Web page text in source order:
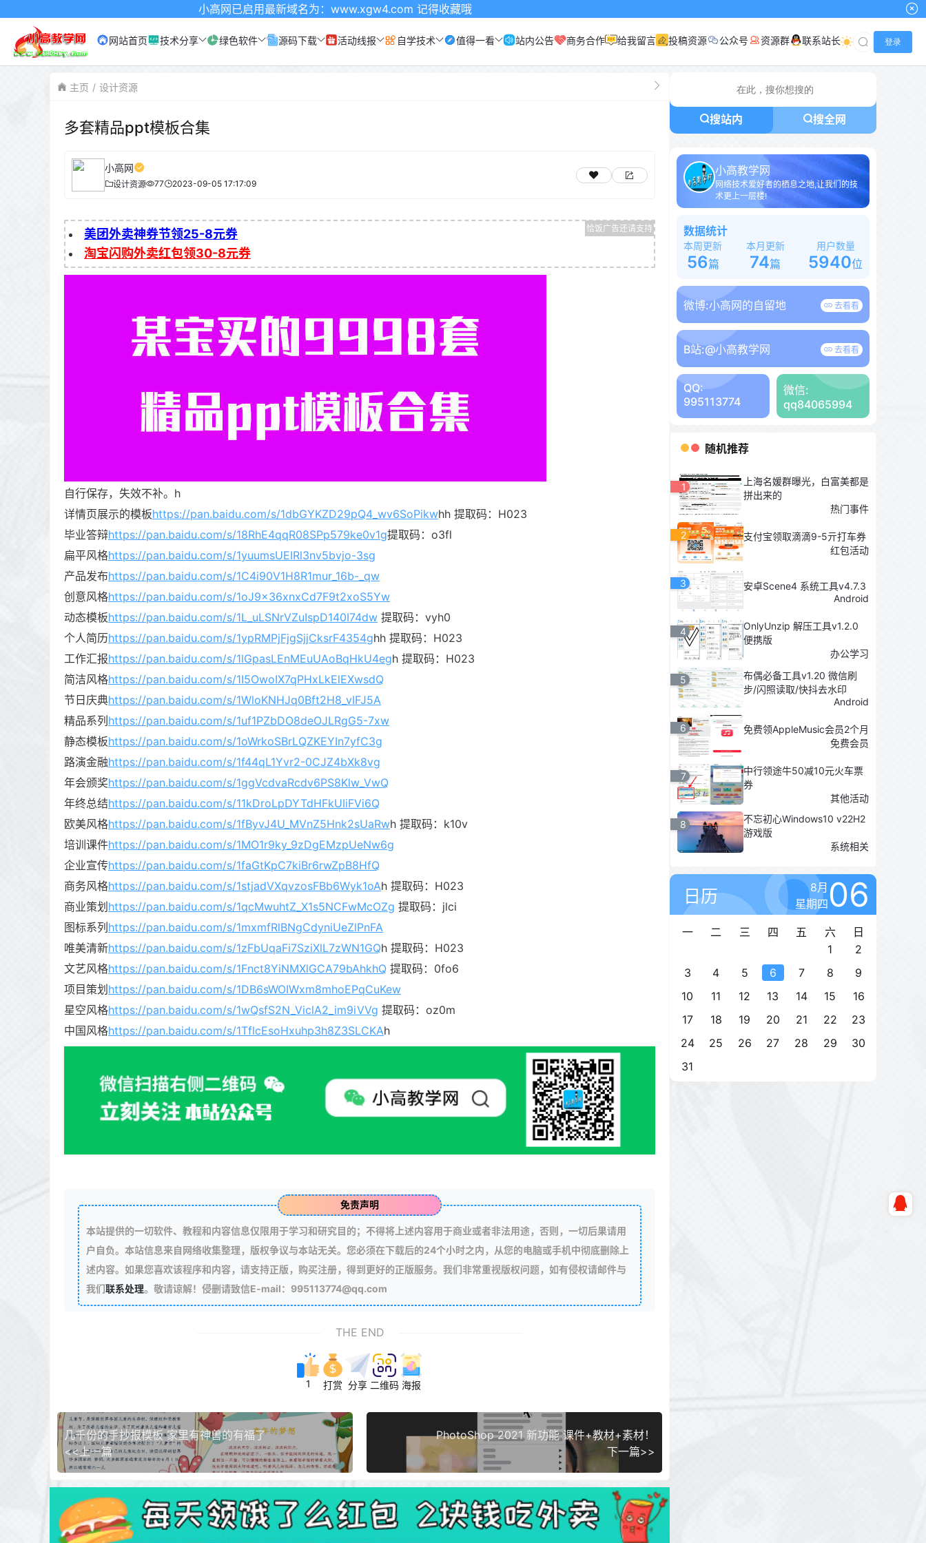
小高网已启用最新域名为：www.xgw4.com 记得收藏哦
网站首页 技术分享 绿色软件 源码下载 活动线报 自学技术 值得一看 站内公告 商务合作 给我留言 投稿资源 公众号 资源群 联系站长 登录
主页 设计资源
多套精品ppt模板合集
小高网
设计资源 77 2023-09-05 17:17:09
美团外卖神券节领25-8元券
淘宝闪购外卖红包领30-8元券
自行保存，失效不补。h
详情页展示的模板https://pan.baidu.com/s/1dbGYKZD29pQ4_wv6SoPikwhh 提取码：H023
毕业答辩https://pan.baidu.com/s/18RhE4qqR08SPp579ke0v1g提取码：o3fl
扁平风格https://pan.baidu.com/s/1yuumsUEIRl3nv5bvjo-3sg
产品发布https://pan.baidu.com/s/1C4i90V1H8R1mur_16b-_qw
创意风格https://pan.baidu.com/s/1oJ9x36xnxCd7F9t2xoS5Yw
动态模板https://pan.baidu.com/s/1L_uLSNrVZuIspD140I74dw 提取码：vyh0
个人简历https://pan.baidu.com/s/1ypRMPjFjgSjjCksrF4354ghh 提取码：H023
工作汇报https://pan.baidu.com/s/1lGpasLEnMEuUAoBqHkU4egh 提取码：H023
简洁风格https://pan.baidu.com/s/1I5OwoIX7qPHxLkElEXwsdQ
节日庆典https://pan.baidu.com/s/1WloKNHJq0Bft2H8_vIFJ5A
精品系列 https://pan.baidu.com/s/1uf1PZbDO8deOJLRgG5-7xw
静态模板https://pan.baidu.com/s/1oWrkoSBrLQZKEYIn7yfC3g
路演金融https://pan.baidu.com/s/1f44qL1Yvr2-0CJZ4bXk8vg
年会颁奖https://pan.baidu.com/s/1ggVcdvaRcdv6PS8Klw_VwQ
年终总结https://pan.baidu.com/s/11kDroLpDYTdHFkUIiFVi6Q
欧美风格https://pan.baidu.com/s/1fByvJ4U_MVnZ5Hnk2sUaRwh 提取码：k10v
培训课件https://pan.baidu.com/s/1MO1r9ky_9zDgEMzpUeNw6g
企业宣传https://pan.baidu.com/s/1faGtKpC7kiBr6rwZpB8HfQ
商务风格https://pan.baidu.com/s/1stjadVXqvzosFBb6Wyk1oAh 提取码：H023
商业策划 https://pan.baidu.com/s/1qcMwuhtZ_X1s5NCFwMcOZg 提取码：jlci
图标系列 https://pan.baidu.com/s/1mxmfRlBNgCdyniUeZlPnFA
唯美清新https://pan.baidu.com/s/1zFbUqaFi7SziXlL7zWN1GQh 提取码：H023
文艺风格https://pan.baidu.com/s/1Fnct8YiNMXlGCA79bAhkhQ 提取码：0fo6
项目策划 https://pan.baidu.com/s/1DB6sWOIWxm8mhoEPqCuKew
星空风格https://pan.baidu.com/s/1wQsfS2N_ViclA2_im9iVVg 提取码：oz0m
中国风格https://pan.baidu.com/s/1TflcEsoHxuhp3h8Z3SLCKAh
免责声明
本站提供的一切软件、教程和内容信息仅限用于学习和研究目的；不得将上述内容用于商业或者非法用途，否则，一切后果请用
户自负。本站信息来自网络收集整理，版权争议与本站无关。您必须在下载后的24个小时之内，从您的电脑或手机中彻底删除上
述内容。如果您喜欢该程序和内容，请支持正版，购买注册，得到更好的正版服务。我们非常重视版权问题，如有侵权请邮件与
我们联系处理。敬请谅解！侵删请致信E-mail：995113774@qq.com
THE END
1 打赏 分享 二维码 海报
几千份的手抄报模板 家里有神兽的有福了
<<上一篇
PhotoShop 2021 新功能 课件+教材+素材！
下一篇>>
搜站内 搜全网
小高教学网
网络技术爱好者的栖息之地,让我们的技
术更上一层楼!
数据统计
本周更新
56篇
本月更新
74篇
用户数量
5940位
微博:小高网的自留地 去看看
B站:@小高教学网 去看看
QQ:
995113774
微信:
qq84065994
随机推荐
1
上海名媛群曝光，白富美都是
拼出来的
热门事件
2
支付宝领取滴滴9-5亓打车券
红包活动
3
安卓Scene4 系统工具v4.7.3
Android
4
OnlyUnzip 解压工具v1.2.0
便携版
办公学习
5
布偶必备工具v1.20 微信刷
步/闪照读取/快抖去水印
Android
6
免费领AppleMusic会员2个月
免费会员
7
中行领途牛50减10元火车票
券
其他活动
8
不忘初心Windows10 v22H2
游戏版
系统相关
日历
8月
星期四06
一 二 三 四 五 六
日
1
2
3
4 5 6 7 8
9
10
11 12 13 14 15
16
17
18 19 20 21 22
23
24
25 26 27 28 29
30
31